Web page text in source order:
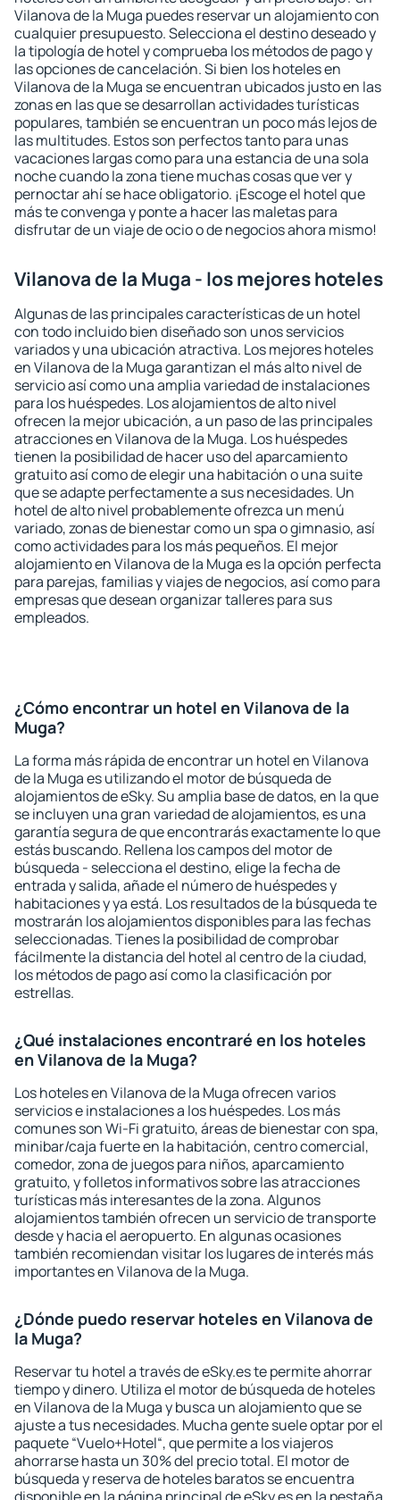
Vilanova de la Muga puedes reservar un alojamiento con
cualquier presupuesto. Selecciona el destino deseado y
la tipología de hotel y comprueba los métodos de pago y
las opciones de cancelación. Si bien los hoteles en
Vilanova de la Muga se encuentran ubicados justo en las
zonas en las que se desarrollan actividades turísticas
populares, también se encuentran un poco más lejos de
las multitudes. Estos son perfectos tanto para unas
vacaciones largas como para una estancia de una sola
noche cuando la zona tiene muchas cosas que ver y
pernoctar ahí se hace obligatorio. ¡Escoge el hotel que
más te convenga y ponte a hacer las maletas para
disfrutar de un viaje de ocio o de negocios ahora mismo!
Vilanova de la Muga - los mejores hoteles
Algunas de las principales características de un hotel
con todo incluido bien diseñado son unos servicios
variados y una ubicación atractiva. Los mejores hoteles
en Vilanova de la Muga garantizan el más alto nivel de
servicio así como una amplia variedad de instalaciones
para los huéspedes. Los alojamientos de alto nivel
ofrecen la mejor ubicación, a un paso de las principales
atracciones en Vilanova de la Muga. Los huéspedes
tienen la posibilidad de hacer uso del aparcamiento
gratuito así como de elegir una habitación o una suite
que se adapte perfectamente a sus necesidades. Un
hotel de alto nivel probablemente ofrezca un menú
variado, zonas de bienestar como un spa o gimnasio, así
como actividades para los más pequeños. El mejor
alojamiento en Vilanova de la Muga es la opción perfecta
para parejas, familias y viajes de negocios, así como para
empresas que desean organizar talleres para sus
empleados.
¿Cómo encontrar un hotel en Vilanova de la
Muga?
La forma más rápida de encontrar un hotel en Vilanova
de la Muga es utilizando el motor de búsqueda de
alojamientos de eSky. Su amplia base de datos, en la que
se incluyen una gran variedad de alojamientos, es una
garantía segura de que encontrarás exactamente lo que
estás buscando. Rellena los campos del motor de
búsqueda - selecciona el destino, elige la fecha de
entrada y salida, añade el número de huéspedes y
habitaciones y ya está. Los resultados de la búsqueda te
mostrarán los alojamientos disponibles para las fechas
seleccionadas. Tienes la posibilidad de comprobar
fácilmente la distancia del hotel al centro de la ciudad,
los métodos de pago así como la clasificación por
estrellas.
¿Qué instalaciones encontraré en los hoteles
en Vilanova de la Muga?
Los hoteles en Vilanova de la Muga ofrecen varios
servicios e instalaciones a los huéspedes. Los más
comunes son Wi-Fi gratuito, áreas de bienestar con spa,
minibar/caja fuerte en la habitación, centro comercial,
comedor, zona de juegos para niños, aparcamiento
gratuito, y folletos informativos sobre las atracciones
turísticas más interesantes de la zona. Algunos
alojamientos también ofrecen un servicio de transporte
desde y hacia el aeropuerto. En algunas ocasiones
también recomiendan visitar los lugares de interés más
importantes en Vilanova de la Muga.
¿Dónde puedo reservar hoteles en Vilanova de
la Muga?
Reservar tu hotel a través de eSky.es te permite ahorrar
tiempo y dinero. Utiliza el motor de búsqueda de hoteles
en Vilanova de la Muga y busca un alojamiento que se
ajuste a tus necesidades. Mucha gente suele optar por el
paquete “Vuelo+Hotel“, que permite a los viajeros
ahorrarse hasta un 30% del precio total. El motor de
búsqueda y reserva de hoteles baratos se encuentra